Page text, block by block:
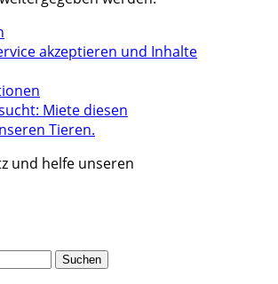
akzeptieren und Inhalte
und helfe unseren